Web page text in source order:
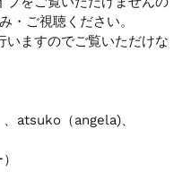
・ご視聴ください。
いますのでご覧いただけな
atsuko（angela)、